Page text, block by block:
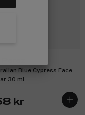
Blue Cypress Face
30 ml
kr